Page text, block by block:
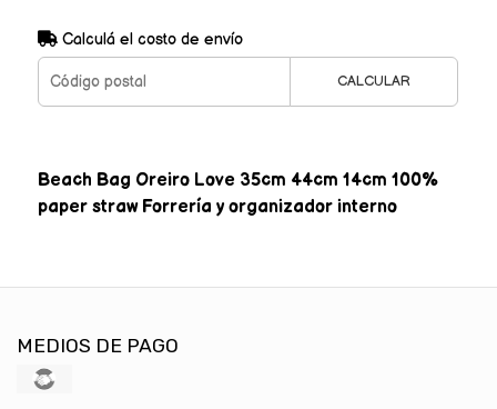
Calculá el costo de envío
CALCULAR
Beach Bag Oreiro Love 35cm 44cm 14cm 100%
paper straw Forrería y organizador interno
MEDIOS DE PAGO